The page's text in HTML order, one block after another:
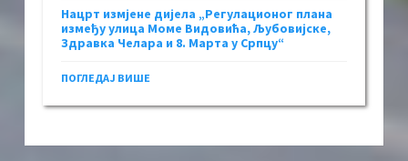
Нацрт измјене дијела „Регулационог плана
између улица Моме Видовића, Љубовијске,
Здравка Челара и 8. Марта у Српцу“
ПОГЛЕДАЈ ВИШЕ